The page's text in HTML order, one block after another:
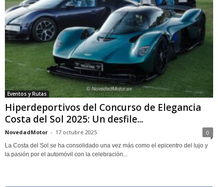
Eventos y Rutas
Hiperdeportivos del Concurso de Elegancia
Costa del Sol 2025: Un desfile...
NovedadMotor - 17 octubre 2025 0
La Costa del Sol se ha consolidado una vez más como el epicentro del lujo y
la pasión por el automóvil con la celebración...